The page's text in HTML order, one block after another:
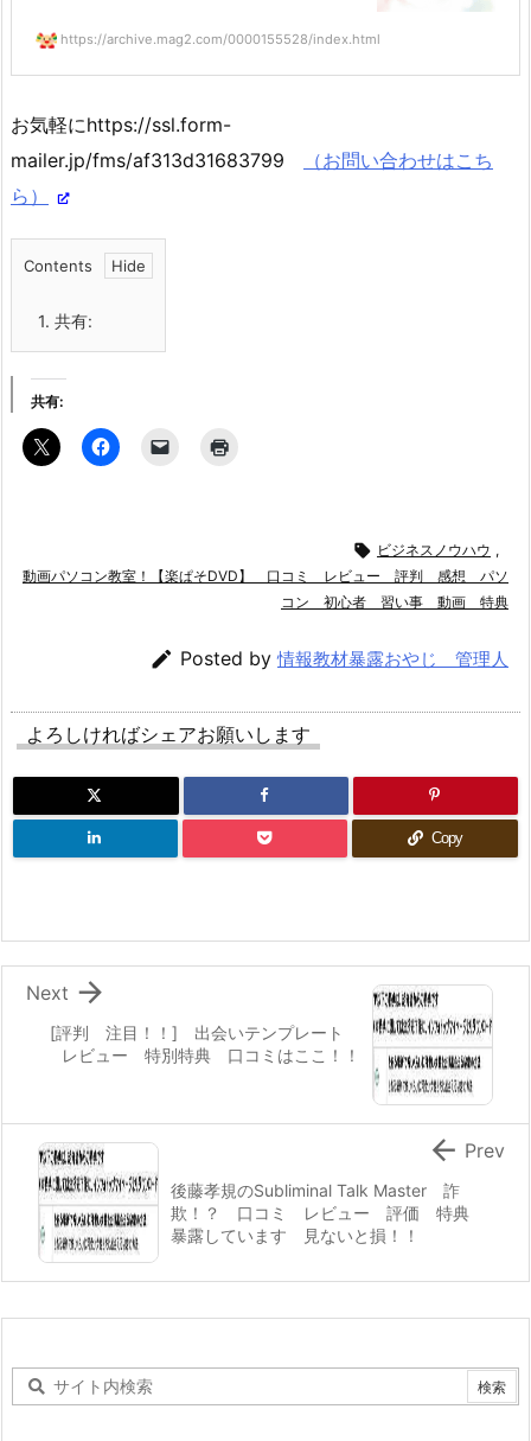
https://archive.mag2.com/0000155528/index.html
お気軽にhttps://ssl.form-
mailer.jp/fms/af313d31683799
（お問い合わせはこち
ら）
Contents
1. 共有:
共有:
 ビジネスノウハウ ,
動画パソコン教室！【楽ぱそDVD】 口コミ レビュー 評判 感想 パソ
コン 初心者 習い事 動画 特典
 Posted by情報教材暴露おやじ 管理人
よろしければシェアお願いします
Copy
[評判 注目！！] 出会いテンプレート
レビュー 特別特典 口コミはここ！！

Next
後藤孝規のSubliminal Talk Master 詐
欺！？ 口コミ レビュー 評価 特典
暴露しています 見ないと損！！
 Prev